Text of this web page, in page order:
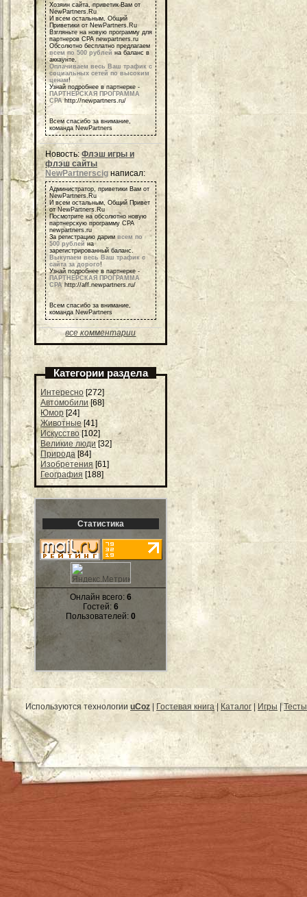
Хозяин сайта, приветик Вам от
NewPartners.Ru
И всем остальным, Общий
Приветики от NewPartners.Ru
Взгляньте на новую программу для
партнеров СРА newpartners.ru
Обсолютно бесплатно предлагаем
всем по 500 рублей на баланс в
аккаунте.
Оплачиваем весь Ваш трафик с
социальных сетей по высоким
ценам!
Узнай подробнее в партнерке -
ПАРТНЕРСКАЯ ПРОГРАММА
СРАhttp://newpartners.ru/
Всем спасибо за внимание,
команда NewPartners
Новость: Флэш игры и
флэш сайты
NewPartnerscig написал:
Администратор, приветики Вам от
NewPartners.Ru
И всем остальным, Общий Привет
от NewPartners.Ru
Посмотрите на обсолютно новую
партнерскую программу СРА
newpartners.ru
За регистрацию дарим всем по
500 рублей на
зарегистрированный баланс.
Выкупаем весь Ваш трафик с
сайта за дорого!
Узнай подробнее в партнерке -
ПАРТНЕРСКАЯ ПРОГРАММА
СРА http://aff.newpartners.ru/
Всем спасибо за внимание,
команда NewPartners
все комментарии
Категории раздела
Интересно [272]
Автомобили [68]
Юмор [24]
Животные [41]
Искусство [102]
Великие люди [32]
Природа [84]
Изобретения [61]
География [188]
Статистика
Онлайн всего: 6
Гостей: 6
Пользователей: 0
Используются технологии uCoz | Гостевая книга| Каталог | Игры |Тесты